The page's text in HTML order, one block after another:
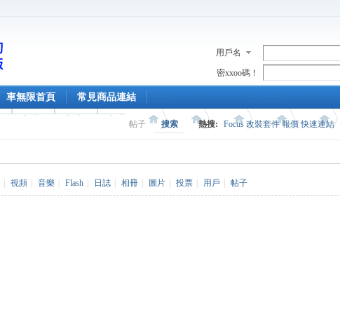
用戶名
密xxoo碼！
車無限首頁 常見商品連結
帖子 搜索 熱搜: Focus 改裝套件 報價 快速連結
視頻 音樂 Flash 日誌 相冊 圖片 投票 用戶 帖子